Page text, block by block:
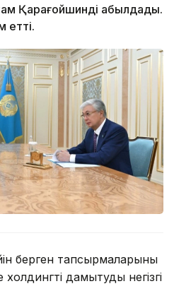
Қарағойшинді қабылдады.
етті.
берген тапсырмаларының
дамытудың негізгі